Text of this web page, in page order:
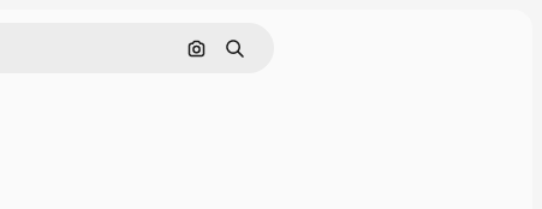
Nach Bild suchen
Suchen